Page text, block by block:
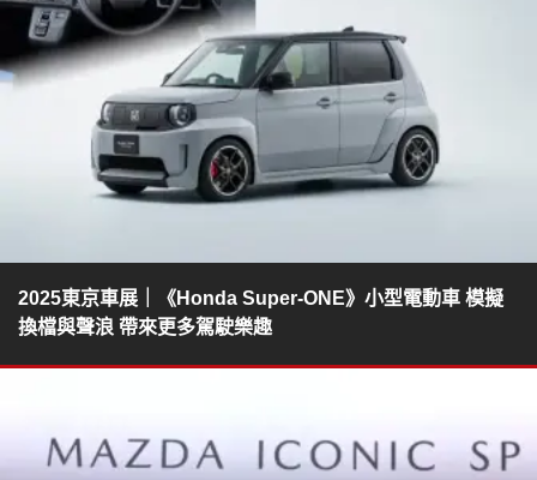
2025東京車展｜《Honda Super-ONE》小型電動車 模擬
換檔與聲浪 帶來更多駕駛樂趣